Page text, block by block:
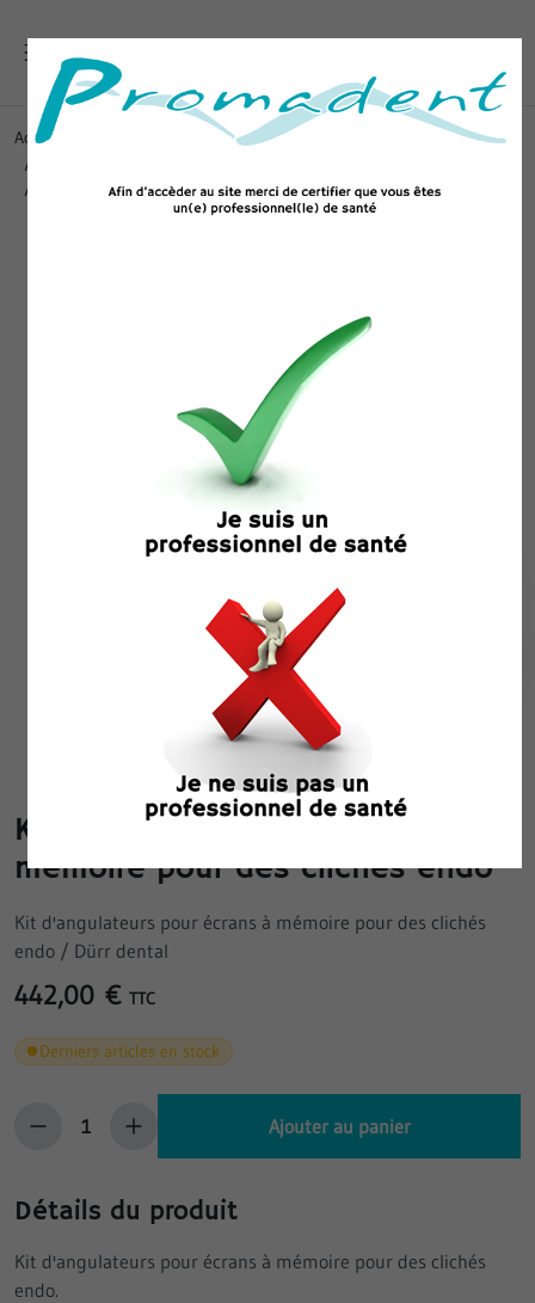
Accueil
IMAGERIE ET CONSOMMABLES
Kit d‘angulateurs pour écrans à mémoire pour des clichés endo
Kit d‘angulateurs pour écrans à
mémoire pour des clichés endo
Kit d'angulateurs pour écrans à mémoire pour des clichés
endo / Dürr dental
442,00 € TTC
Derniers articles en stock
Ajouter au panier
Détails du produit
Kit d'angulateurs pour écrans à mémoire pour des clichés
endo.